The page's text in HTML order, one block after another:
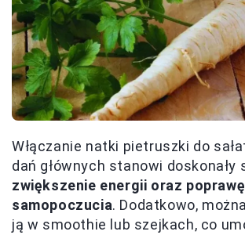
Włączanie natki pietruszki do
dań głównych stanowi doskonały
zwiększenie energii oraz
samopoczucia. Dodatkowo,
ją w smoothie lub szejkach, co